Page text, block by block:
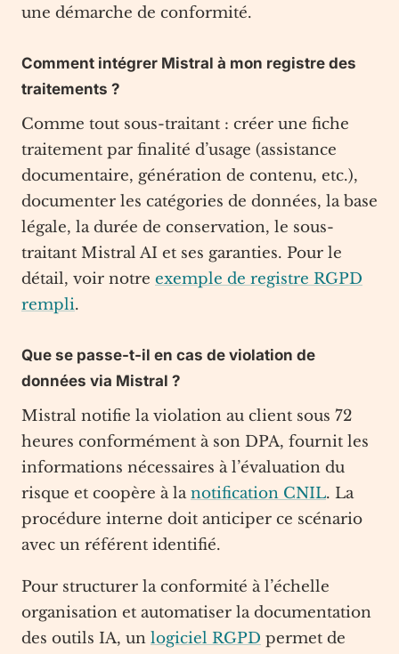
une démarche de conformité.
Comment intégrer Mistral à mon registre des
traitements ?
Comme tout sous-traitant : créer une fiche
traitement par finalité d’usage (assistance
documentaire, génération de contenu, etc.),
documenter les catégories de données, la base
légale, la durée de conservation, le sous-
traitant Mistral AI et ses garanties. Pour le
détail, voir notre exemple de registre RGPD
rempli.
Que se passe-t-il en cas de violation de
données via Mistral ?
Mistral notifie la violation au client sous 72
heures conformément à son DPA, fournit les
informations nécessaires à l’évaluation du
risque et coopère à lanotification CNIL. La
procédure interne doit anticiper ce scénario
avec un référent identifié.
Pour structurer la conformité à l’échelle
organisation et automatiser la documentation
des outils IA, un logiciel RGPD permet de